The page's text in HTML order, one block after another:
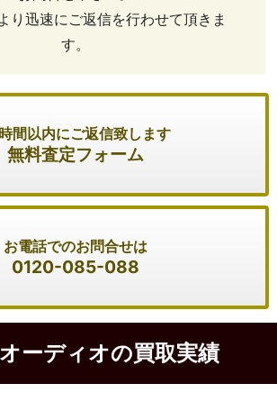
り迅速にご返信を行わせて頂きま
す。
間以内にご返信致します
無料査定フォーム
お電話でのお問合せは
0120-085-088
ーディオの買取実績